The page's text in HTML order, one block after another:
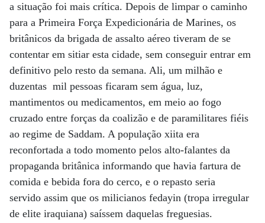
a situação foi mais crítica. Depois de limpar o caminho
para a Primeira Força Expedicionária de Marines, os
britânicos da brigada de assalto aéreo tiveram de se
contentar em sitiar esta cidade, sem conseguir entrar em
definitivo pelo resto da semana. Ali, um milhão e
duzentas mil pessoas ficaram sem água, luz,
mantimentos ou medicamentos, em meio ao fogo
cruzado entre forças da coalizão e de paramilitares fiéis
ao regime de Saddam. A população xiita era
reconfortada a todo momento pelos alto-falantes da
propaganda britânica informando que havia fartura de
comida e bebida fora do cerco, e o repasto seria
servido assim que os milicianos fedayin (tropa irregular
de elite iraquiana) saíssem daquelas freguesias.